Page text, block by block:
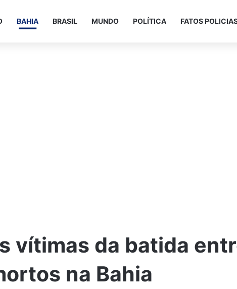
BAHIA BRASIL MUNDO POLÍTICA FATOS
vítimas da batida
na Bahia